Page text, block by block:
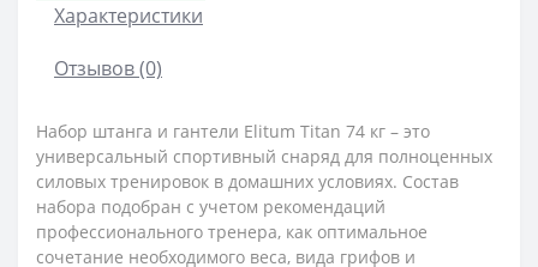
Характеристики
Отзывов (0)
Набор штанга и гантели Elitum Titan 74 кг – это
универсальный спортивный снаряд для полноценных
силовых тренировок в домашних условиях. Состав
набора подобран с учетом рекомендаций
профессионального тренера, как оптимальное
сочетание необходимого веса, вида грифов и